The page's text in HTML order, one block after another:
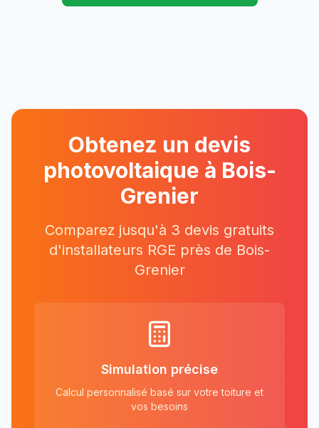
Obtenez un devis
photovoltaique à Bois-
Grenier
Comparez jusqu'à 3 devis gratuits
d'installateurs RGE près de Bois-
Grenier
Simulation précise
Calcul personnalisé basé sur votre toiture et
vos besoins